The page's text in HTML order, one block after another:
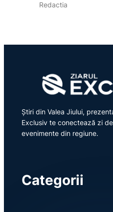
Redactia
Știri din Valea Jiului,
Exclusiv te conectează zi
evenimente din regiune.
Categorii